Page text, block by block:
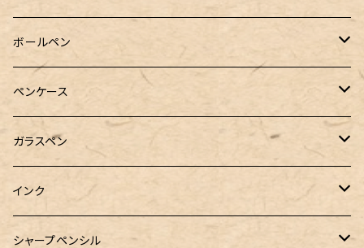
Pelikan（ペリカン）
PILOT（パイロット）
万年筆用コンバーター
SAILOR（セーラー）
PLATINUM（プラチナ）
BENU（ベヌー）
ボールペン
オリジナルボールペン
Pelikan（ペリカン）
マルチペン
PILOT（パイロット）
SAILOR（セーラー）
ペンケース
バハギア & クラフト
ラウンドジップペンケース
ロールペンケース
&Liebe(アンドリーベ)
シーカンパニー
ガラスペン
工芸装置
ペンネジューク オリジナル（予約品）
書籍
インク
オリジナルインク
シャープペンシル